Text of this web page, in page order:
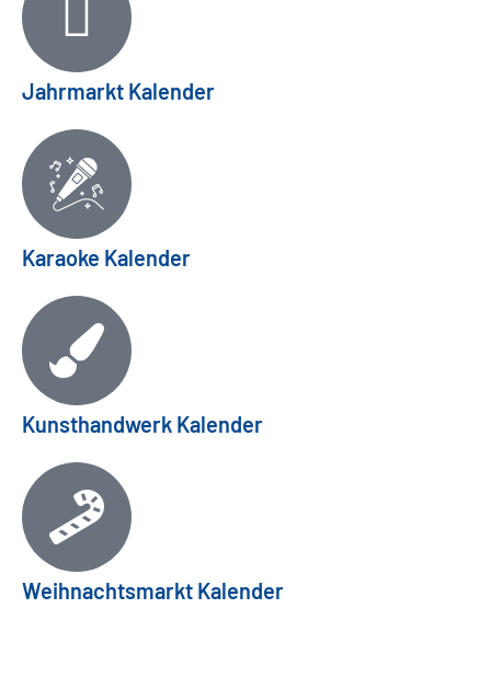
Jahrmarkt Kalender
Karaoke Kalender
Kunsthandwerk Kalender
Weihnachtsmarkt Kalender